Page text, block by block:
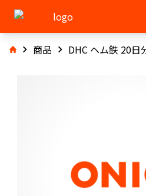
商品 DHC ヘム鉄 20日